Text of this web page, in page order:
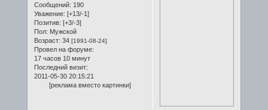
Сообщений: 190
Уважение: [+13/-1]
Позитив: [+3/-3]
Пол: Мужской
Возраст: 34 [1991-08-24]
Провел на форуме:
17 часов 10 минут
Последний визит:
2011-05-30 20:15:21
[реклама вместо картинки]